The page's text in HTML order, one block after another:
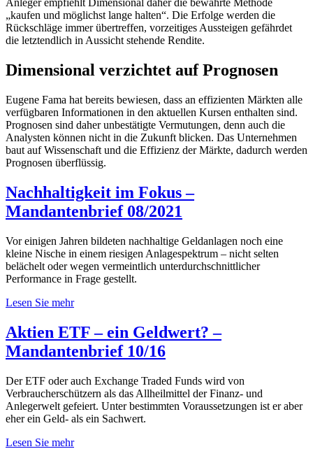
Anleger empfiehlt Dimensional daher die bewährte Methode
„kaufen und möglichst lange halten“. Die Erfolge werden die
Rückschläge immer übertreffen, vorzeitiges Aussteigen gefährdet
die letztendlich in Aussicht stehende Rendite.
Dimensional verzichtet auf Prognosen
Eugene Fama hat bereits bewiesen, dass an effizienten Märkten alle
verfügbaren Informationen in den aktuellen Kursen enthalten sind.
Prognosen sind daher unbestätigte Vermutungen, denn auch die
Analysten können nicht in die Zukunft blicken. Das Unternehmen
baut auf Wissenschaft und die Effizienz der Märkte, dadurch werden
Prognosen überflüssig.
Nachhaltigkeit im Fokus –
Mandantenbrief 08/2021
Vor einigen Jahren bildeten nachhaltige Geldanlagen noch eine
kleine Nische in einem riesigen Anlagespektrum – nicht selten
belächelt oder wegen vermeintlich unterdurchschnittlicher
Performance in Frage gestellt.
Lesen Sie mehr
Aktien ETF – ein Geldwert? –
Mandantenbrief 10/16
Der ETF oder auch Exchange Traded Funds wird von
Verbraucherschützern als das Allheilmittel der Finanz- und
Anlegerwelt gefeiert. Unter bestimmten Voraussetzungen ist er aber
eher ein Geld- als ein Sachwert.
Lesen Sie mehr